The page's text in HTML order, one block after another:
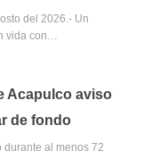
del 2026.- Un
vida con…
Acapulco aviso
de fondo
al menos 72